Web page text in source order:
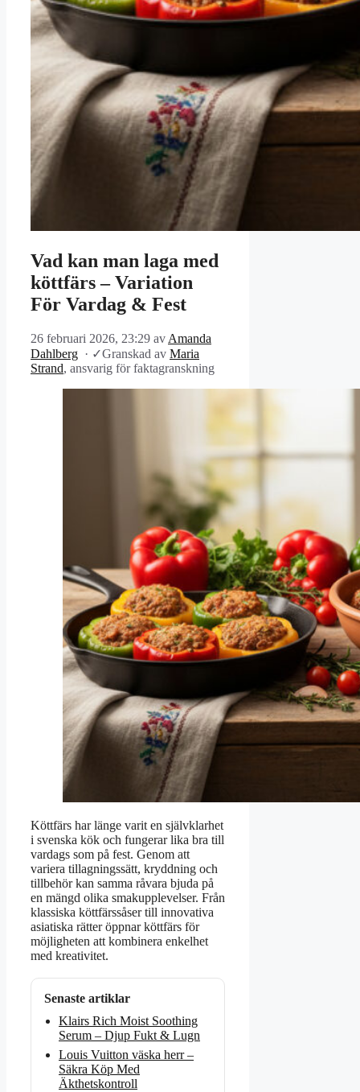
Vad kan man laga med
köttfärs – Variation
För Vardag & Fest
26 februari 2026, 23:29 av Amanda
Dahlberg · ✓Granskad av Maria
Strand, ansvarig för faktagranskning
Köttfärs har länge varit en självklarhet
i svenska kök och fungerar lika bra till
vardags som på fest. Genom att
variera tillagningssätt, kryddning och
tillbehör kan samma råvara bjuda på
en mängd olika smakupplevelser. Från
klassiska köttfärssåser till innovativa
asiatiska rätter öppnar köttfärs för
möjligheten att kombinera enkelhet
med kreativitet.
Senaste artiklar
Klairs Rich Moist Soothing
Serum – Djup Fukt & Lugn
Louis Vuitton väska herr –
Säkra Köp Med
Äkthetskontroll